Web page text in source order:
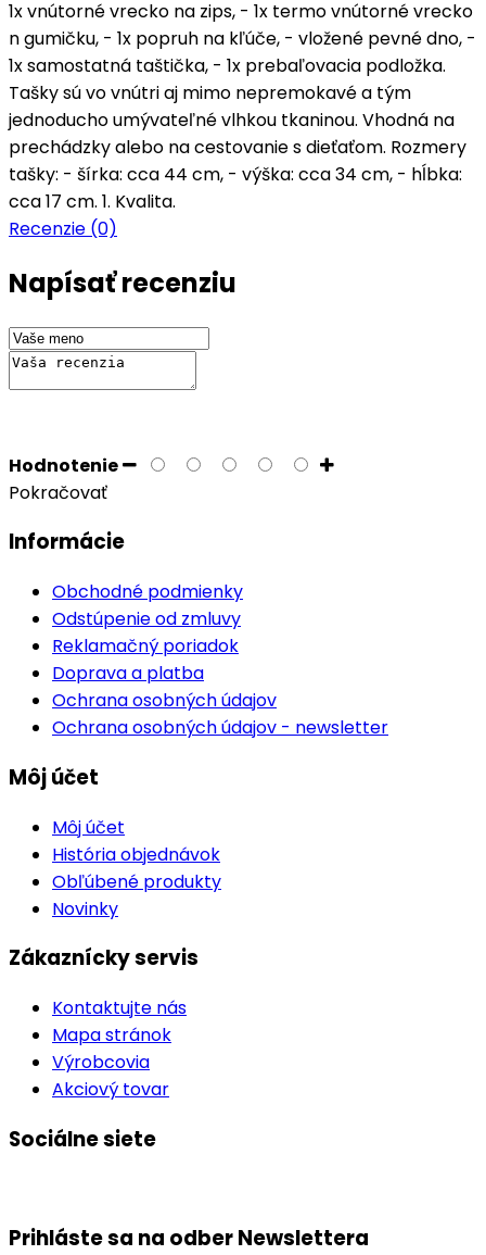
1x vnútorné vrecko na zips, - 1x termo vnútorné vrecko
n gumičku, - 1x popruh na kľúče, - vložené pevné dno, -
1x samostatná taštička, - 1x prebaľovacia podložka.
Tašky sú vo vnútri aj mimo nepremokavé a tým
jednoducho umývateľné vlhkou tkaninou. Vhodná na
prechádzky alebo na cestovanie s dieťaťom. Rozmery
tašky: - šírka: cca 44 cm, - výška: cca 34 cm, - hĺbka:
cca 17 cm. 1. Kvalita.
Recenzie (0)
Napísať recenziu
Hodnotenie
Pokračovať
Informácie
Obchodné podmienky
Odstúpenie od zmluvy
Reklamačný poriadok
Doprava a platba
Ochrana osobných údajov
Ochrana osobných údajov - newsletter
Môj účet
Môj účet
História objednávok
Obľúbené produkty
Novinky
Zákaznícky servis
Kontaktujte nás
Mapa stránok
Výrobcovia
Akciový tovar
Sociálne siete
Prihláste sa na odberNewslettera